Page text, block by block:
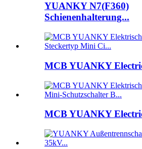
YUANKY N7(F360)
Schienenhalterung...
MCB YUANKY
MCB YUANKY